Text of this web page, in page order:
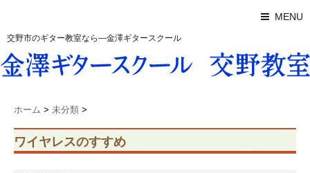
MENU
交野市のギター教室なら―金澤ギタースクール
ホーム > 未分類 >
ワイヤレスのすすめ